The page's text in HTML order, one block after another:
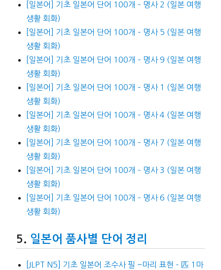
[일본어] 기초 일본어 단어 100개 – 명사 2 (일본 여행
생활 회화)
[일본어] 기초 일본어 단어 100개 – 명사 5 (일본 여행
생활 회화)
[일본어] 기초 일본어 단어 100개 – 명사 9 (일본 여행
생활 회화)
[일본어] 기초 일본어 단어 100개 – 명사 1 (일본 여행
생활 회화)
[일본어] 기초 일본어 단어 100개 – 명사 4 (일본 여행
생활 회화)
[일본어] 기초 일본어 단어 100개 – 명사 7 (일본 여행
생활 회화)
[일본어] 기초 일본어 단어 100개 – 명사 3 (일본 여행
생활 회화)
[일본어] 기초 일본어 단어 100개 – 명사 6 (일본 여행
생활 회화)
일본어 품사별 단어 정리
[JLPT N5] 기초 일본어 조수사 필 ~마리 표현 – 匹 1마